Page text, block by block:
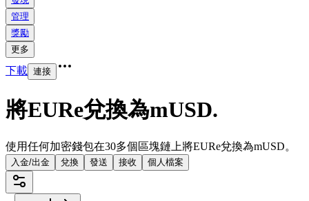
管理
獎勵
更多
下載 連接
將EURe兌換為mUSD.
使用任何加密錢包在30多個區塊鏈上將EURe兌換為mUSD。
入金/出金 兌換 發送 接收 個人檔案